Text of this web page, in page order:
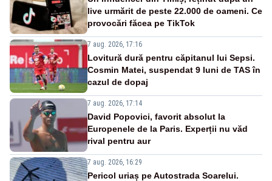
live urmărit de peste 22.000 de oameni. Ce
provocări făcea pe TikTok
7 aug. 2026, 17:16
Lovitură dură pentru căpitanul lui Sepsi.
Cosmin Matei, suspendat 9 luni de TAS în
cazul de dopaj
7 aug. 2026, 17:14
David Popovici, favorit absolut la
Europenele de la Paris. Experții nu văd
rival pentru aur
7 aug. 2026, 16:29
Pericol uriaș pe Autostrada Soarelui.